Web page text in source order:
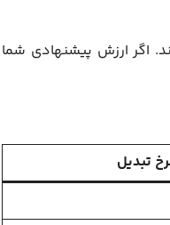
اگر ارزش پیشنهادی شما
تبدیل